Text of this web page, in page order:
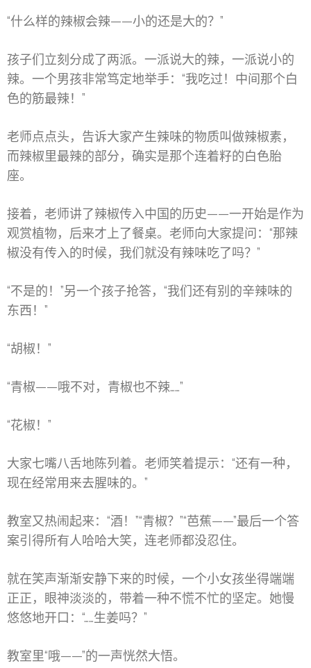
“什么样的辣椒会辣——小的还是大的？”
孩子们立刻分成了两派。一派说大的辣，一派说小的
辣。一个男孩非常笃定地举手：“我吃过！中间那个白
色的筋最辣！”
老师点点头，告诉大家产生辣味的物质叫做辣椒素，
而辣椒里最辣的部分，确实是那个连着籽的白色胎
座。
接着，老师讲了辣椒传入中国的历史——一开始是作为
观赏植物，后来才上了餐桌。老师向大家提问：“那辣
椒没有传入的时候，我们就没有辣味吃了吗？”
“不是的！”另一个孩子抢答，“我们还有别的辛辣味的
东西！”
“胡椒！”
“青椒——哦不对，青椒也不辣……”
“花椒！”
大家七嘴八舌地陈列着。老师笑着提示：“还有一种，
现在经常用来去腥味的。”
教室又热闹起来：“酒！”“青椒？”“芭蕉——”最后一个答
案引得所有人哈哈大笑，连老师都没忍住。
就在笑声渐渐安静下来的时候，一个小女孩坐得端端
正正，眼神淡淡的，带着一种不慌不忙的坚定。她慢
悠悠地开口：“……生姜吗？”
教室里“哦——”的一声恍然大悟。